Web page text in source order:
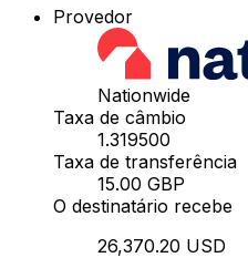
Provedor
Nationwide
Taxa de câmbio
1.319500
Taxa de transferência
15.00 GBP
O destinatário recebe
26,370.20 USD